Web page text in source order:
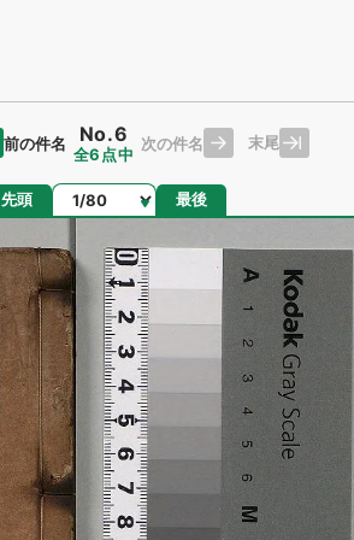
前の件名 No.6
全6点中
次の件名 末尾
先頭 ページ 最後